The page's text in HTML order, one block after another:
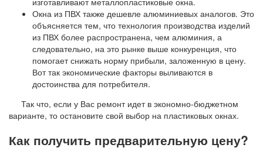
Окна из ПВХ также дешевле алюминиевых аналогов. Это
объясняется тем, что технология производства изделий
из ПВХ более распространена, чем алюминия, а
следовательно, на это рынке выше конкуренция, что
помогает снижать норму прибыли, заложенную в цену.
Вот так экономические факторы выливаются в
достоинства для потребителя.
Так что, если у Вас ремонт идет в экономно-бюджетном
варианте, то остановите свой выбор на пластиковых окнах.
Как получить предварительную цену?